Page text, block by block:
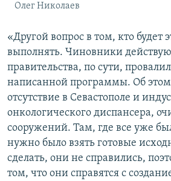
Олег Николаев
«Другой вопрос в том, кто будет
выполнять. Чиновники
правительства, по сути,
написанной программы. Об этом
отсутствие в Севастополе и
онкологического диспансера,
сооружений. Там, где все уже
нужно было взять готовые
сделать, они не справились,
том, что они справятся с